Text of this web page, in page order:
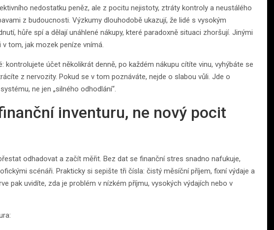
nedostatku peněz, ale z pocitu nejistoty, ztráty kontroly a neustálého
z budoucnosti. Výzkumy dlouhodobě ukazují, že lidé s vysokým
hůře spí a dělají unáhlené nákupy, které paradoxně situaci zhoršují. Jinými
tom, jak mozek peníze vnímá.
kontrolujete účet několikrát denně, po každém nákupu cítíte vinu, vyhýbáte se
z nervozity. Pokud se v tom poznáváte, nejde o slabou vůli. Jde o
ne jen „silného odhodlání“.
inventuru, ne nový pocit
odhadovat a začít měřit. Bez dat se finanční stres snadno nafukuje,
scénáři. Prakticky si sepište tři čísla: čistý měsíční příjem, fixní výdaje a
pak uvidíte, zda je problém v nízkém příjmu, vysokých výdajích nebo v